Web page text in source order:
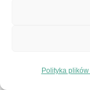
Polityka